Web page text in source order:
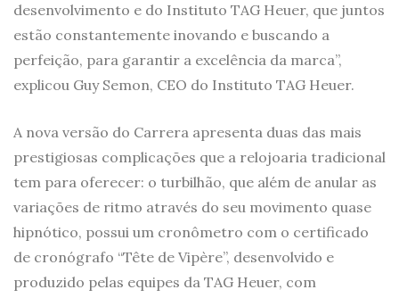
desenvolvimento e do Instituto TAG Heuer, que juntos
estão constantemente inovando e buscando a
perfeição, para garantir a excelência da marca”,
explicou Guy Semon, CEO do Instituto TAG Heuer.
A nova versão do Carrera apresenta duas das mais
prestigiosas complicações que a relojoaria tradicional
tem para oferecer: o turbilhão, que além de anular as
variações de ritmo através do seu movimento quase
hipnótico, possui um cronômetro com o certificado
de cronógrafo “Tête de Vipère”, desenvolvido e
produzido pelas equipes da TAG Heuer, com